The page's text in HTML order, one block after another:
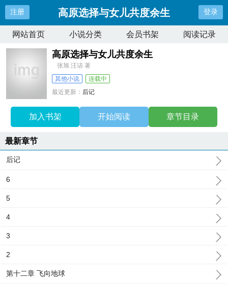
注册 高原选择与女儿共度余生 登录
网站首页 小说分类 会员书架 阅读记录
高原选择与女儿共度余生
张旭 汪诘 著
其他小说
连载中
最近更新： 后记
加入书架 开始阅读 章节目录
最新章节
后记
6
5
4
3
2
第十二章 飞向地球